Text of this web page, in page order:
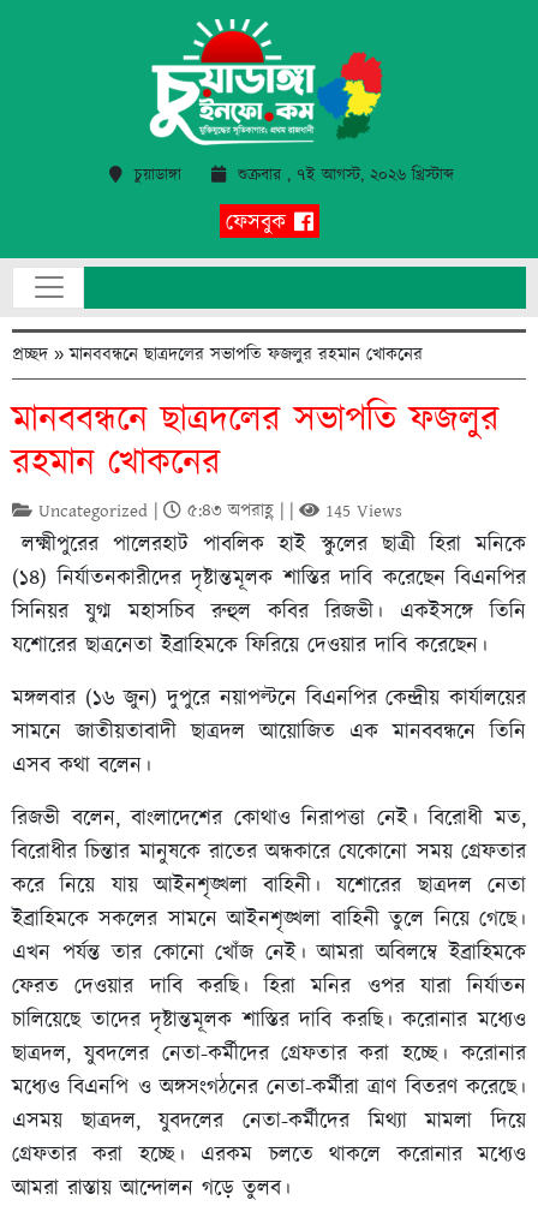
চুয়াডাঙ্গা শুক্রবার , ৭ই আগস্ট, ২০২৬ খ্রিস্টাব্দ
ফেসবুক
প্রচ্ছদ »মানববন্ধনে ছাত্রদলের সভাপতি ফজলুর রহমান খোকনের
মানববন্ধনে ছাত্রদলের সভাপতি ফজলুর
রহমান খোকনের
Uncategorized | ৫:৪৩ অপরাহ্ণ | | 145 Views
লক্ষ্মীপুরের পালেরহাট পাবলিক হাই স্কুলের ছাত্রী হিরা মনিকে
(১৪) নির্যাতনকারীদের দৃষ্টান্তমূলক শাস্তির দাবি করেছেন বিএনপির
সিনিয়র যুগ্ম মহাসচিব রুহুল কবির রিজভী। একইসঙ্গে তিনি
যশোরের ছাত্রনেতা ইব্রাহিমকে ফিরিয়ে দেওয়ার দাবি করেছেন।
মঙ্গলবার (১৬ জুন) দুপুরে নয়াপল্টনে বিএনপির কেন্দ্রীয় কার্যালয়ের
সামনে জাতীয়তাবাদী ছাত্রদল আয়োজিত এক মানববন্ধনে তিনি
এসব কথা বলেন।
রিজভী বলেন, বাংলাদেশের কোথাও নিরাপত্তা নেই। বিরোধী মত,
বিরোধীর চিন্তার মানুষকে রাতের অন্ধকারে যেকোনো সময় গ্রেফতার
করে নিয়ে যায় আইনশৃঙ্খলা বাহিনী। যশোরের ছাত্রদল নেতা
ইব্রাহিমকে সকলের সামনে আইনশৃঙ্খলা বাহিনী তুলে নিয়ে গেছে।
এখন পর্যন্ত তার কোনো খোঁজ নেই। আমরা অবিলম্বে ইব্রাহিমকে
ফেরত দেওয়ার দাবি করছি। হিরা মনির ওপর যারা নির্যাতন
চালিয়েছে তাদের দৃষ্টান্তমূলক শাস্তির দাবি করছি। করোনার মধ্যেও
ছাত্রদল, যুবদলের নেতা-কর্মীদের গ্রেফতার করা হচ্ছে। করোনার
মধ্যেও বিএনপি ও অঙ্গসংগঠনের নেতা-কর্মীরা ত্রাণ বিতরণ করেছে।
এসময় ছাত্রদল, যুবদলের নেতা-কর্মীদের মিথ্যা মামলা দিয়ে
গ্রেফতার করা হচ্ছে। এরকম চলতে থাকলে করোনার মধ্যেও
আমরা রাস্তায় আন্দোলন গড়ে তুলব।